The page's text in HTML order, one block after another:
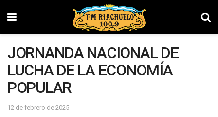
JORNANDA NACIONAL DE
LUCHA DE LA ECONOMÍA
POPULAR
12 de febrero de 2025